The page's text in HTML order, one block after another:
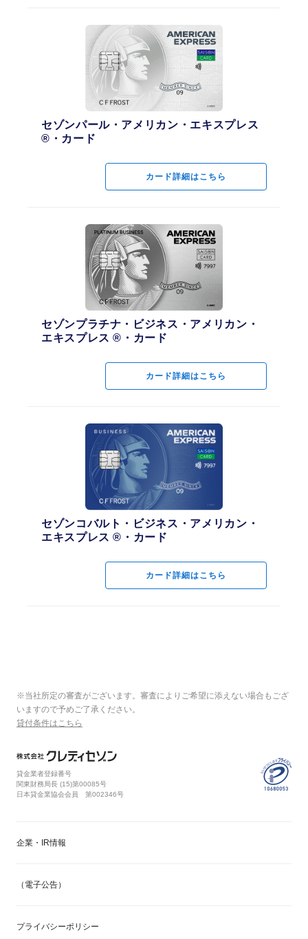
セゾンパール・アメリカン・エキスプレス
®・カード
カード詳細はこちら
セゾンプラチナ・ビジネス・アメリカン・
エキスプレス ®・カード
カード詳細はこちら
セゾンコバルト・ビジネス・アメリカン・
エキスプレス ®・カード
カード詳細はこちら
※当社所定の審査がございます。審査によりご希望に添えない場合もござ
いますので予めご了承ください。
貸付条件はこちら
貸金業者登録番号
関東財務局長 (15)第00085号
日本貸金業協会会員 第002346号
企業・IR情報
（電子公告）
プライバシーポリシー